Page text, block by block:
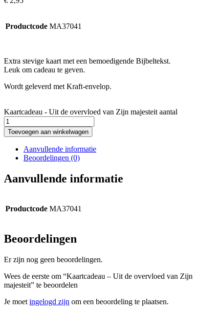
Productcode MA37041
Extra stevige kaart met een bemoedigende Bijbeltekst.
Leuk om cadeau te geven.
Wordt geleverd met Kraft-envelop.
Kaartcadeau - Uit de overvloed van Zijn majesteit aantal
Toevoegen aan winkelwagen
Aanvullende informatie
Beoordelingen (0)
Aanvullende informatie
Productcode MA37041
Beoordelingen
Er zijn nog geen beoordelingen.
Wees de eerste om “Kaartcadeau – Uit de overvloed van Zijn
majesteit” te beoordelen
Je moet ingelogd zijn om een beoordeling te plaatsen.